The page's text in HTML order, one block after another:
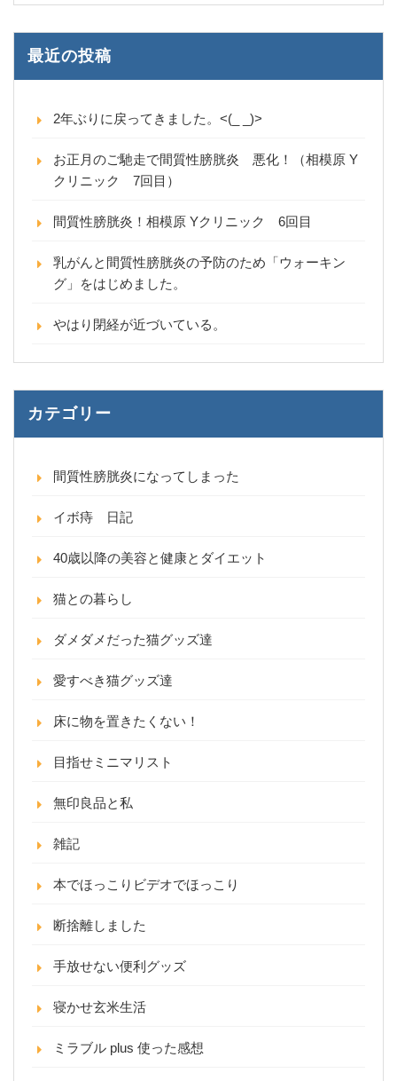
最近の投稿
2年ぶりに戻ってきました。<(_ _)>
お正月のご馳走で間質性膀胱炎 悪化！（相模原 Y
クリニック 7回目）
間質性膀胱炎！相模原 Yクリニック 6回目
乳がんと間質性膀胱炎の予防のため「ウォーキン
グ」をはじめました。
やはり閉経が近づいている。
カテゴリー
間質性膀胱炎になってしまった
イボ痔 日記
40歳以降の美容と健康とダイエット
猫との暮らし
ダメダメだった猫グッズ達
愛すべき猫グッズ達
床に物を置きたくない！
目指せミニマリスト
無印良品と私
雑記
本でほっこりビデオでほっこり
断捨離しました
手放せない便利グッズ
寝かせ玄米生活
ミラブル plus 使った感想